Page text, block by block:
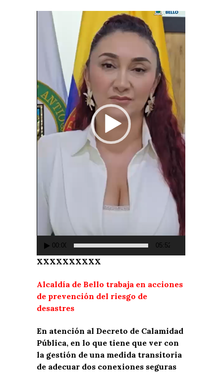
de
vídeo
00:00 05:52
XXXXXXXXXX
Alcaldía de Bello trabaja en acciones
de prevención del riesgo de
desastres
En atención al Decreto de Calamidad
Pública, en lo que tiene que ver con
la gestión de una medida transitoria
de adecuar dos conexiones seguras